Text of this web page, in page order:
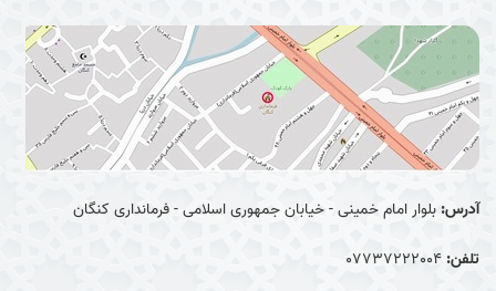
آدرس: بلوار امام خمینی - خیابان جمهوری اسلامی - فرمانداری کنگان
تلفن: 07737222004